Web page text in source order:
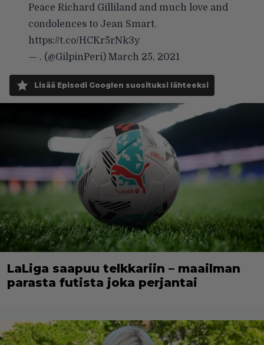
Peace Richard Gilliland and much love and
condolences to Jean Smart.
https://t.co/HCKr5rNk3y
— . (@GilpinPeri) March 25, 2021
Lisää Episodi Googlen suosituksi lähteeksi
LaLiga saapuu telkkariin – maailman
parasta futista joka perjantai